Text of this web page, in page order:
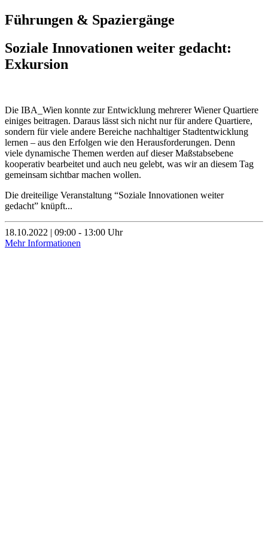
Führungen & Spaziergänge
Soziale Innovationen weiter gedacht:
Exkursion
Die IBA_Wien konnte zur Entwicklung mehrerer Wiener Quartiere
einiges beitragen. Daraus lässt sich nicht nur für andere Quartiere,
sondern für viele andere Bereiche nachhaltiger Stadtentwicklung
lernen – aus den Erfolgen wie den Herausforderungen. Denn
viele dynamische Themen werden auf dieser Maßstabsebene
kooperativ bearbeitet und auch neu gelebt, was wir an diesem Tag
gemeinsam sichtbar machen wollen.
Die dreiteilige Veranstaltung “Soziale Innovationen weiter
gedacht” knüpft...
18.10.2022 | 09:00 - 13:00 Uhr
Mehr Informationen